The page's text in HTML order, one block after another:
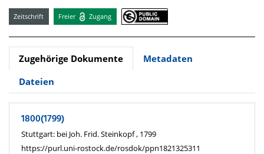
Zeitschrift Freier Zugang
Zugehörige Dokumente
Metadaten
Dateien
1800(1799)
Stuttgart: bei Joh. Frid. Steinkopf , 1799
https://purl.uni-rostock.de/rosdok/ppn1821325311